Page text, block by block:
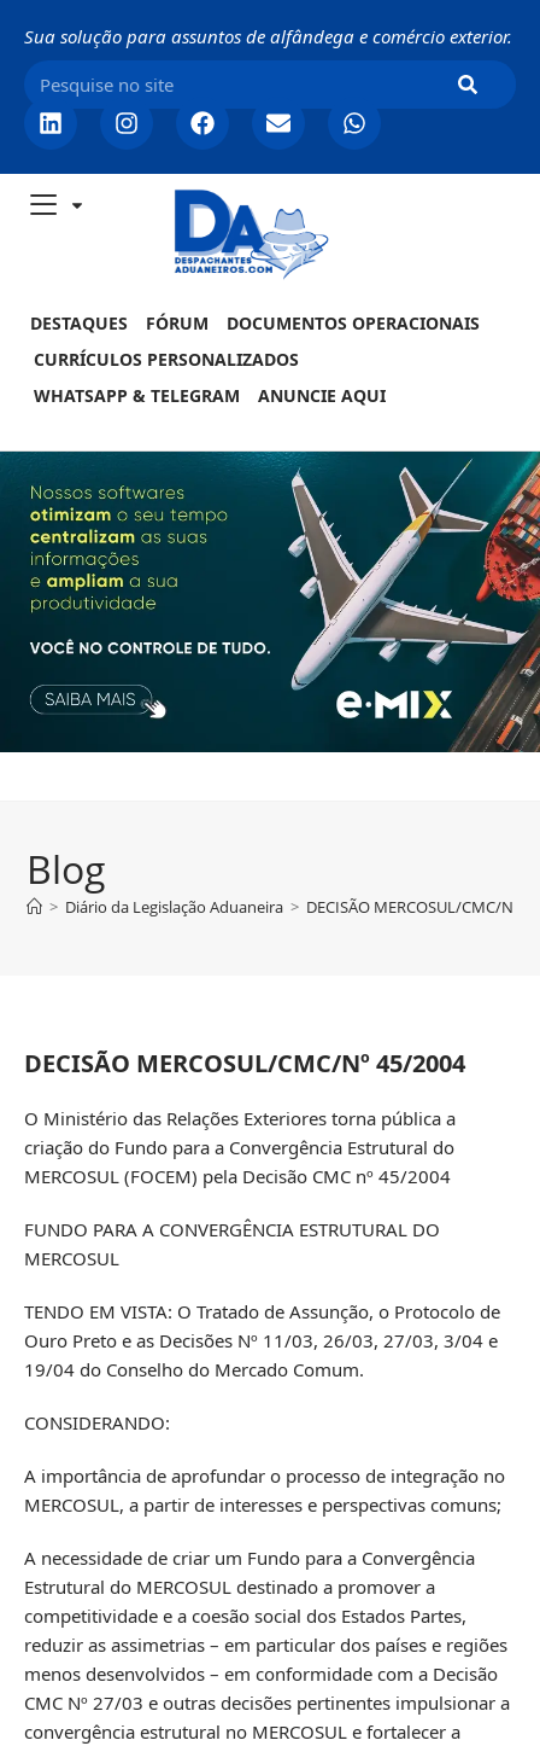
Sua solução para assuntos de alfândega e comércio exterior.
DESTAQUES FÓRUM
DOCUMENTOS OPERACIONAIS
CURRÍCULOS PERSONALIZADOS
WHATSAPP & TELEGRAM
ANUNCIE AQUI
Blog
> Diário da Legislação Aduaneira > DECISÃO MERCOSUL/CMC/Nº
DECISÃO MERCOSUL/CMC/Nº 45/2004
O Ministério das Relações Exteriores torna pública a
criação do Fundo para a Convergência Estrutural do
MERCOSUL (FOCEM) pela Decisão CMC nº 45/2004
FUNDO PARA A CONVERGÊNCIA ESTRUTURAL DO
MERCOSUL
TENDO EM VISTA: O Tratado de Assunção, o Protocolo de
Ouro Preto e as Decisões Nº 11/03, 26/03, 27/03, 3/04 e
19/04 do Conselho do Mercado Comum.
CONSIDERANDO:
A importância de aprofundar o processo de integração no
MERCOSUL, a partir de interesses e perspectivas comuns;
A necessidade de criar um Fundo para a Convergência
Estrutural do MERCOSUL destinado a promover a
competitividade e a coesão social dos Estados Partes,
reduzir as assimetrias – em particular dos países e regiões
menos desenvolvidos – em conformidade com a Decisão
CMC Nº 27/03 e outras decisões pertinentes impulsionar a
convergência estrutural no MERCOSUL e fortalecer a